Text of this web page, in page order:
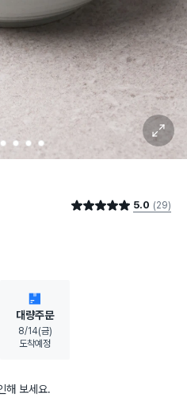
3 4 5 6
확대 보기
별점 5.0점 5.0 (29)
대량주문
8/14(금)
도착예정
해 보세요.